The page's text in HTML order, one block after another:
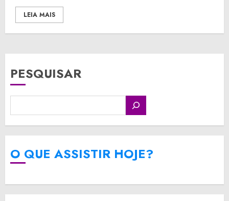
LEIA MAIS
PESQUISAR
O QUE ASSISTIR HOJE?